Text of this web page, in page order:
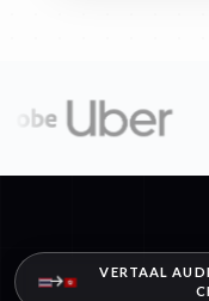
VERTAAL